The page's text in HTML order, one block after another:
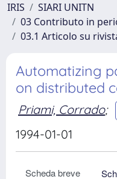
IRIS
SIARI UNITN
03 Contributo in
03.1 Articolo su
Automatizing
on distributed
Priami, Corrado;
1994-01-01
Scheda breve